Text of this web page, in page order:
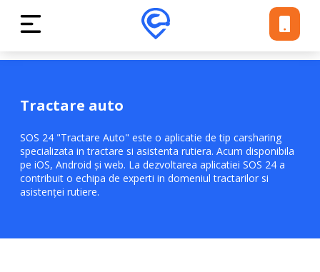
Tractare auto
SOS 24 "Tractare Auto" este o aplicatie de tip carsharing
specializata in tractare si asistenta rutiera. Acum disponibila
pe iOS, Android și web. La dezvoltarea aplicatiei SOS 24 a
contribuit o echipa de experti in domeniul tractarilor si
asistenței rutiere.